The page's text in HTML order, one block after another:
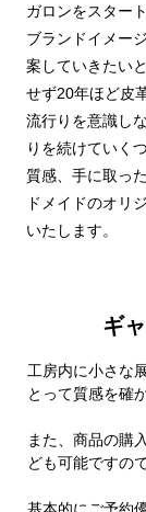
ガロンをスター
ブランドイメー
案していきたい
せず20年ほど皮
流行りを意識し
りを続けていく
質感、手に取っ
ドメイドのオリ
いたします。
ギ
工房内に小さな
とって質感を確
また、商品の購
ども可能ですの